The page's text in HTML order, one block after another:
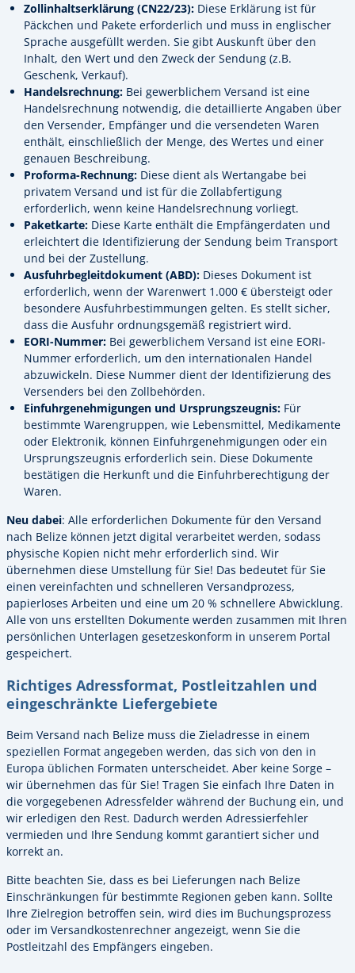
Zollinhaltserklärung (CN22/23): Diese Erklärung ist für
Päckchen und Pakete erforderlich und muss in englischer
Sprache ausgefüllt werden. Sie gibt Auskunft über den
Inhalt, den Wert und den Zweck der Sendung (z.B.
Geschenk, Verkauf).
Handelsrechnung: Bei gewerblichem Versand ist eine
Handelsrechnung notwendig, die detaillierte Angaben über
den Versender, Empfänger und die versendeten Waren
enthält, einschließlich der Menge, des Wertes und einer
genauen Beschreibung.
Proforma-Rechnung: Diese dient als Wertangabe bei
privatem Versand und ist für die Zollabfertigung
erforderlich, wenn keine Handelsrechnung vorliegt.
Paketkarte: Diese Karte enthält die Empfängerdaten und
erleichtert die Identifizierung der Sendung beim Transport
und bei der Zustellung.
Ausfuhrbegleitdokument (ABD): Dieses Dokument ist
erforderlich, wenn der Warenwert 1.000 € übersteigt oder
besondere Ausfuhrbestimmungen gelten. Es stellt sicher,
dass die Ausfuhr ordnungsgemäß registriert wird.
EORI-Nummer: Bei gewerblichem Versand ist eine EORI-
Nummer erforderlich, um den internationalen Handel
abzuwickeln. Diese Nummer dient der Identifizierung des
Versenders bei den Zollbehörden.
Einfuhrgenehmigungen und Ursprungszeugnis: Für
bestimmte Warengruppen, wie Lebensmittel, Medikamente
oder Elektronik, können Einfuhrgenehmigungen oder ein
Ursprungszeugnis erforderlich sein. Diese Dokumente
bestätigen die Herkunft und die Einfuhrberechtigung der
Waren.
Neu dabei: Alle erforderlichen Dokumente für den Versand
nach Belize können jetzt digital verarbeitet werden, sodass
physische Kopien nicht mehr erforderlich sind. Wir
übernehmen diese Umstellung für Sie! Das bedeutet für Sie
einen vereinfachten und schnelleren Versandprozess,
papierloses Arbeiten und eine um 20 % schnellere Abwicklung.
Alle von uns erstellten Dokumente werden zusammen mit Ihren
persönlichen Unterlagen gesetzeskonform in unserem Portal
gespeichert.
Richtiges Adressformat, Postleitzahlen und
eingeschränkte Liefergebiete
Beim Versand nach Belize muss die Zieladresse in einem
speziellen Format angegeben werden, das sich von den in
Europa üblichen Formaten unterscheidet. Aber keine Sorge –
wir übernehmen das für Sie! Tragen Sie einfach Ihre Daten in
die vorgegebenen Adressfelder während der Buchung ein, und
wir erledigen den Rest. Dadurch werden Adressierfehler
vermieden und Ihre Sendung kommt garantiert sicher und
korrekt an.
Bitte beachten Sie, dass es bei Lieferungen nach Belize
Einschränkungen für bestimmte Regionen geben kann. Sollte
Ihre Zielregion betroffen sein, wird dies im Buchungsprozess
oder im Versandkostenrechner angezeigt, wenn Sie die
Postleitzahl des Empfängers eingeben.